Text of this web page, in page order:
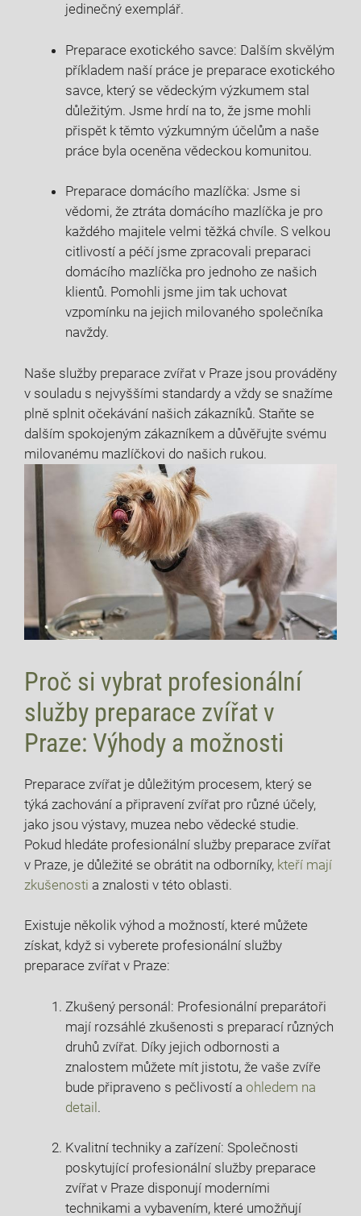
jedinečný​ exemplář.
Preparace exotického ⁣savce: Dalším skvělým
příkladem naší práce je preparace exotického
savce, který⁤ se vědeckým ⁣výzkumem stal
důležitým. Jsme hrdí na ‌to, že ⁢jsme‌ mohli
přispět⁤ k těmto výzkumným účelům a naše
práce byla oceněna ⁤vědeckou komunitou.
Preparace​ domácího ⁢mazlíčka: Jsme ⁢si⁣
vědomi, že ztráta domácího mazlíčka je pro
každého⁢ majitele velmi těžká chvíle. S⁤ velkou
citlivostí a péčí jsme zpracovali preparaci
domácího‌ mazlíčka pro jednoho ze našich ​
klientů. Pomohli jsme jim tak uchovat
vzpomínku ⁤na jejich milovaného⁢ společníka
‍navždy.
Naše​ služby preparace zvířat v ⁤Praze jsou prováděny⁣
v souladu ⁤s ​nejvyššími standardy​ a vždy se snažíme⁢
plně splnit očekávání‌ našich ‌zákazníků. Staňte se
dalším spokojeným zákazníkem a důvěřujte svému
milovanému mazlíčkovi do našich rukou.
Proč si vybrat ​profesionální
služby preparace zvířat v
Praze: Výhody a možnosti
Preparace zvířat ‌je důležitým procesem, ⁣který ⁢se
týká zachování⁣ a připravení zvířat pro ‍různé účely,
⁣jako jsou výstavy, muzea​ nebo​ vědecké⁤ studie.
‌Pokud hledáte ⁤profesionální služby preparace zvířat
v ‍Praze, je⁣ důležité se obrátit na odborníky, ⁢ kteří ​mají
zkušenosti ⁣ a znalosti v⁢ této oblasti.
Existuje několik výhod a možností, které můžete
získat, když si vyberete⁤ profesionální služby
preparace zvířat v Praze:
Zkušený personál: ‌Profesionální preparátoři
mají rozsáhlé⁢ zkušenosti s preparací různých
druhů zvířat. Díky ​jejich⁢ odbornosti a
znalostem můžete mít‍ jistotu, ⁤že ​vaše zvíře
bude připraveno s‍ pečlivostí a ohledem na
detail.
Kvalitní techniky ​a zařízení: Společnosti
poskytující profesionální⁤ služby preparace
⁤zvířat v Praze disponují moderními​
technikami a vybavením, které umožňují